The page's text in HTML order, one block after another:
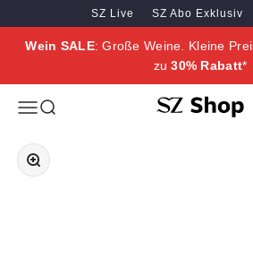
Zum Inhalt springen
Zum Hauptinhalt springen
SZ Live SZ Abo Exklusiv
Wein SALE: Große Weine. Kleine
zu30% Rabatt*
MenüSuche SZ Erleben
Bild vergrößern